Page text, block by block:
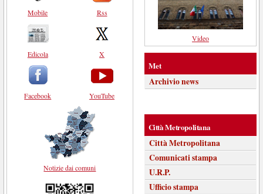
Mobile
Edicola
Facebook
Rss
X
YouTube
Notizie dai comuni
Video
Met
Archivio news
Città Metropolitana
Città Metropolitana
Comunicati stampa
U.R.P.
Ufficio stampa